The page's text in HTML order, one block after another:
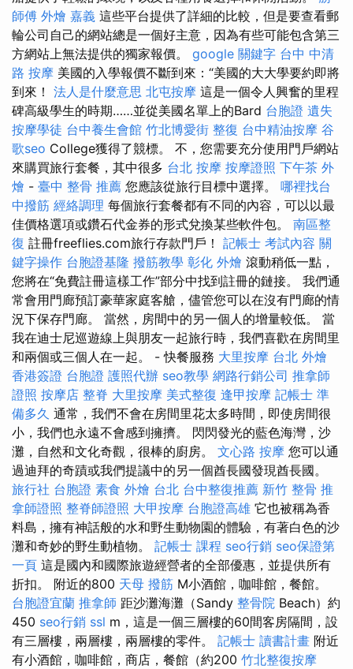
師傅 外燴 嘉義 這些平台提供了詳細的比較，但是要查看郵
輪公司自己的網站總是一個好主意，因為有些可能包含第三
方網站上無法提供的獨家報價。 google 關鍵字 台中 中清
路 按摩 美國的入學報價不斷到來：“美國的大大學要約即將
到來！ 法人是什麼意思 北屯按摩 這是一個令人興奮的里程
碑高級學生的時期……並從美國名單上的Bard 台胞證 遺失
按摩學徒 台中養生會館 竹北博愛街 整復 台中精油按摩 谷
歌seo College獲得了競標。 不，您需要充分使用門戶網站
來購買旅行套餐，其中很多 台北 按摩 按摩證照 下午茶 外
燴 - 臺中 整骨 推薦 您應該從旅行目標中選擇。 哪裡找台
中撥筋 經絡調理 每個旅行套餐都有不同的內容，可以以最
佳價格選項或鑽石代金券的形式兌換某些軟件包。 南區整
復 註冊freeflies.com旅行存款門戶！ 記帳士 考試內容 關
鍵字操作 台胞證基隆 撥筋教學 彰化 外燴 滾動稍低一點，
您將在“免費註冊這樣工作”部分中找到註冊的鏈接。 我們通
常會用門廊預訂豪華家庭客艙，儘管您可以在沒有門廊的情
況下保存門廊。 當然，房間中的另一個人的增量較低。 當
我在迪士尼巡遊線上與朋友一起旅行時，我們喜歡在房間里
和兩個或三個人在一起。 - 快餐服務 大里按摩 台北 外燴
香港簽證 台胞證 護照代辦 seo教學 網路行銷公司 推拿師
證照 按摩店 整脊 大里按摩 美式整復 逢甲按摩 記帳士 準
備多久 通常，我們不會在房間里花太多時間，即使房間很
小，我們也永遠不會感到擁擠。 閃閃發光的藍色海灣，沙
灘，自然和文化奇觀，很棒的廚房。 文心路 按摩 您可以通
過迪拜的奇蹟或我們提議中的另一個酋長國發現酋長國。
旅行社 台胞證 素食 外燴 台北 台中整復推薦 新竹 整骨 推
拿師證照 整脊師證照 大甲按摩 台胞證高雄 它也被稱為香
料島，擁有神話般的水和野生動物園的體驗，有著白色的沙
灘和奇妙的野生動植物。 記帳士 課程 seo行銷 seo保證第
一頁 這是國內和國際旅遊經營者的全部優惠，並提供所有
折扣。 附近的800 天母 撥筋 M小酒館，咖啡館，餐館。
台胞證宜蘭 推拿師 距沙灘海灘（Sandy 整骨院 Beach）約
450 seo行銷 ssl m，這是一個三層樓的60間客房隔間，設
有三層樓，兩層樓，兩層樓的零件。 記帳士 讀書計畫 附近
有小酒館，咖啡館，商店，餐館（約200 竹北整復按摩